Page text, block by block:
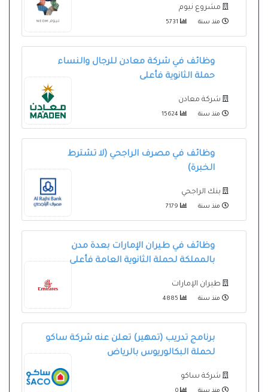
مشروع نيوم
منذ سنة
وظائف في شركة معادن للرجال والنساء
حملة الثانوية فأعلى
شركة معادن
منذ سنة
وظائف في مصرف الراجحي (لا تشترط
الخبرة)
بنك الراجحي
منذ سنة
وظائف في طيران الإمارات بعدة مدن
بالمملكة لحملة الثانوية العامة فأعلى
طيران الإمارات
منذ سنة
برنامج تدريب (تمهير) تعلن عنه شركة ساكو
لحملة البكالوريوس بالرياض
شركة ساكو